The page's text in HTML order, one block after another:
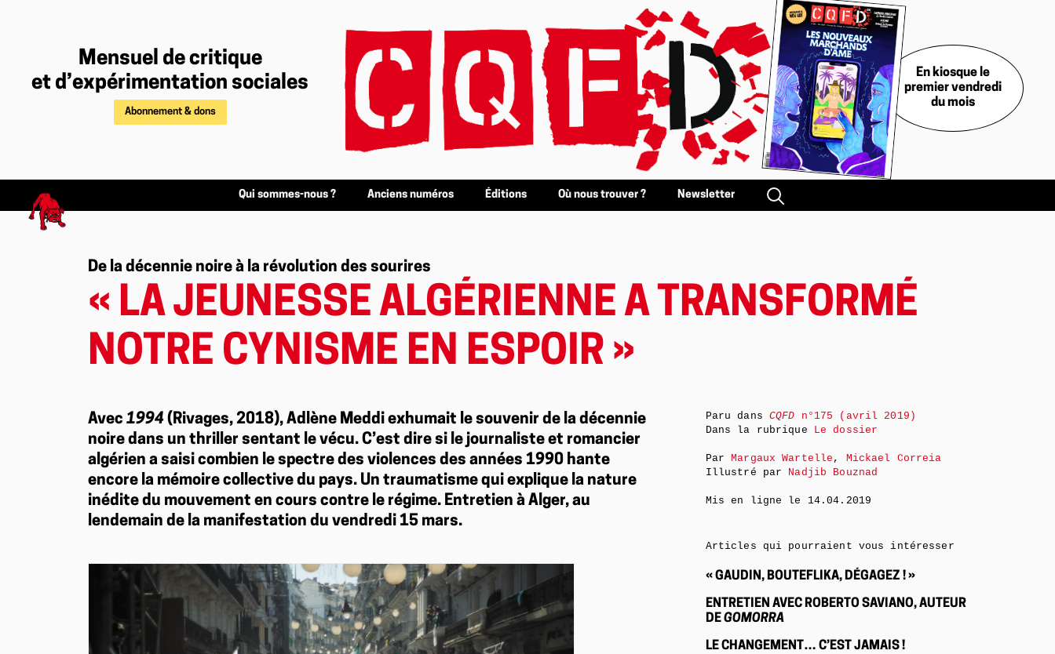
Mensuel de critique
et d’expérimentation sociales
Abonnement & dons
En kiosque le
premier vendredi
du mois
Qui sommes-nous ? Anciens numéros Éditions Où nous trouver ? Newsletter
De la décennie noire à la révolution des sourires
« LA JEUNESSE ALGÉRIENNE A TRANSFORMÉ
NOTRE CYNISME EN ESPOIR »
Avec 1994 (Rivages, 2018), Adlène Meddi exhumait le souvenir de la décennie
noire dans un thriller sentant le vécu. C’est dire si le journaliste et romancier
algérien a saisi combien le spectre des violences des années 1990 hante
encore la mémoire collective du pays. Un traumatisme qui explique la nature
inédite du mouvement en cours contre le régime. Entretien à Alger, au
lendemain de la manifestation du vendredi 15 mars.
Paru dans CQFD n°175 (avril 2019)
Dans la rubrique Le dossier
ParMargaux Wartelle , Mickael Correia
Illustré par Nadjib Bouznad
Mis en ligne le 14.04.2019
Articles qui pourraient vous intéresser
« GAUDIN, BOUTEFLIKA, DÉGAGEZ ! »
ENTRETIEN AVEC ROBERTO SAVIANO, AUTEUR
DEGOMORRA
LE CHANGEMENT… C’EST JAMAIS !